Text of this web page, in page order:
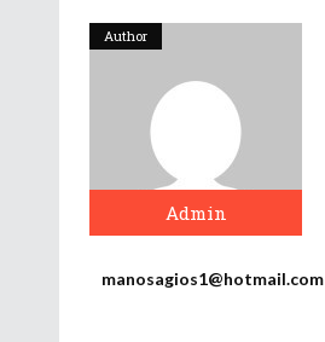
Author
Admin
manosagios1@hotmail.com